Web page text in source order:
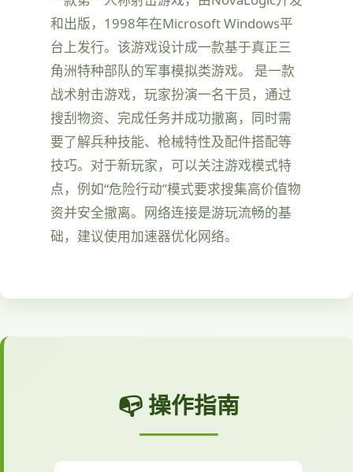
和出版，1998年在Microsoft Windows平
台上发行。该游戏设计成一款基于真正三
角洲特种部队的军事模拟类游戏。 是一款
战术射击游戏，玩家扮演一名干员，通过
搜刮物资、完成任务并成功撤离，同时需
要了解兵种技能、枪械特性及配件搭配等
技巧。对于新玩家，可以关注游戏模式特
点，例如“危险行动”模式要求搜集高价值物
资并安全撤离。网络连接是游玩流畅的基
础，建议使用加速器优化网络。
📭 操作指南